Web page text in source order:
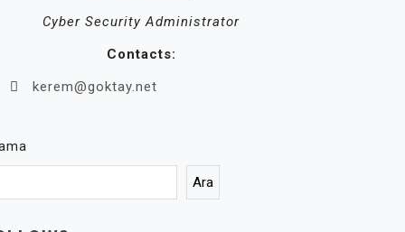
Cyber Security Administrator
Contacts:
kerem@goktay.net
Ara